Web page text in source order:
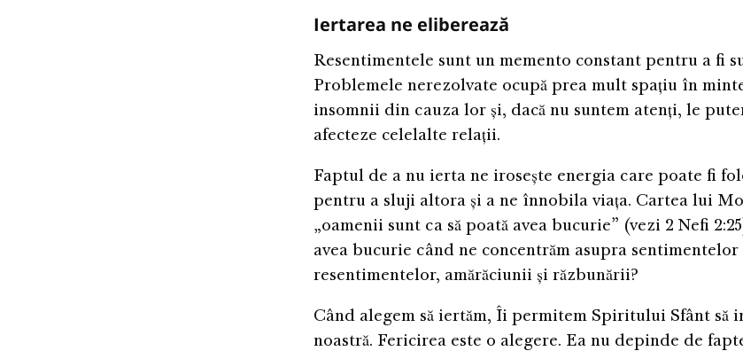
Iertarea ne eliberează
Resentimentele sunt un memento constant pentru a fi
Problemele nerezolvate ocupă prea mult spațiu în
insomnii din cauza lor și, dacă nu suntem atenți, le
afecteze celelalte relații.
Faptul de a nu ierta ne irosește energia care poate fi
pentru a sluji altora și a ne înnobila viața. Cartea lui
„oamenii sunt ca să poată avea bucurie” (vezi 2 Nefi
avea bucurie când ne concentrăm asupra sentimentelor
resentimentelor, amărăciunii și răzbunării?
Când alegem să iertăm, Îi permitem Spiritului Sfânt să
noastră. Fericirea este o alegere. Ea nu depinde de